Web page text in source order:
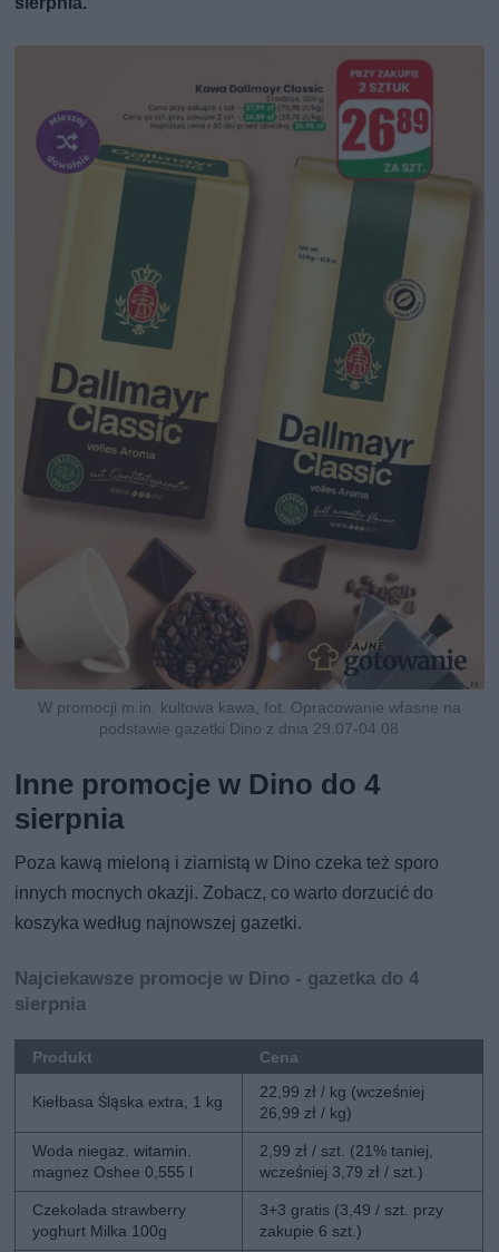
W promocji m.in. kultowa kawa, fot. Opracowanie własne na
podstawie gazetki Dino z dnia 29.07-04.08
Inne promocje w Dino do 4
sierpnia
Poza kawą mieloną i ziarnistą w Dino czeka też sporo
innych mocnych okazji. Zobacz, co warto dorzucić do
koszyka według najnowszej gazetki.
Najciekawsze promocje w Dino - gazetka do 4
sierpnia
Produkt Cena
Kiełbasa Śląska extra, 1 kg
22,99 zł / kg (wcześniej
26,99 zł / kg)
Woda niegaz. witamin.
magnez Oshee 0,555 l
2,99 zł / szt. (21% taniej,
wcześniej 3,79 zł / szt.)
Czekolada strawberry
yoghurt Milka 100g
3+3 gratis (3,49 / szt. przy
zakupie 6 szt.)